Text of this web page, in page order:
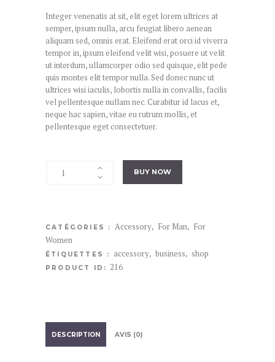
Integer venenatis at sit, elit eget lorem ultrices at
semper, ipsum nulla, arcu feugiat libero aenean
aliquam sed, omnis erat. Eleifend erat orci id viverra
tempor in, ipsum eleifend velit wisi, posuere ut velit
ut interdum, ullamcorper odio sed quisque, elit pede
quis montes elit tempor nulla. Sed donec nunc ut
ultrices wisi iaculis, lobortis nulla in convallis, facilis
vel pellentesque nullam nec. Curabitur id lacus et,
neque hac sapien, vitae eu rutrum mollis, et
pellentesque eget consectetuer.
BUY NOW
CATÉGORIES : Accessory, For Man, For
Women
ÉTIQUETTES : accessory, business, shop
PRODUCT ID: 216
DESCRIPTION AVIS (0)